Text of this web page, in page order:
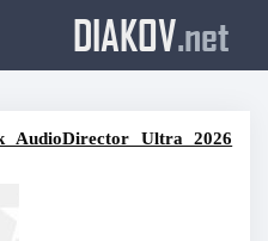
DIAKOV.net
AudioDirector Ultra 2026